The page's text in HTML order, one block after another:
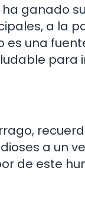
ganado
a la
es una
para
a un
de este